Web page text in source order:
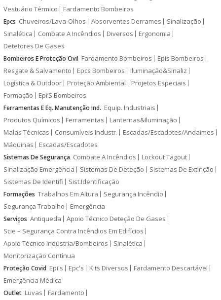
Vestuário Térmico
Fardamento Bombeiros
Epcs Chuveiros/Lava-Olhos Absorventes Derrames
Sinalização
Sinalética
Combate A Incêndios Diversos
Ergonomia
Detetores De Gases
Bombeiros E Proteção Civil Fardamento Bombeiros
Epis Bombeiros
Resgate & Salvamento
Epcs Bombeiros
Iluminação&Sinaliz
Logística & Outdoor
Proteção Ambiental
Projetos Especiais
Formação
Epi’S Bombeiros
Ferramentas E Eq. Manutenção Ind. Equip. Industriais
Produtos Químicos
Ferramentas
Lanternas&Iluminação
Malas Técnicas
Consumíveis Industr.
Escadas/Escadotes/Andaimes
Máquinas
Escadas/Escadotes
Sistemas De Segurança Combate A Incêndios
Lockout Tagout
Sinalização Emergência
Sistemas De Deteção
Sistemas De Extinção
Sistemas De Identifi
Sist.Identificação
Formações Trabalhos Em Altura
Segurança Incêndio
Segurança Trabalho
Emergência
Serviços Antiqueda
Apoio Técnico Deteção De Gases
Scie – Segurança Contra Incêndios Em Edifícios
Apoio Técnico Indústria/Bombeiros
Sinalética
Monitorização Contínua
Proteção Covid Epi's Epc's Kits Diversos
Fardamento Descartável
Emergência Médica
Outlet Luvas Fardamento